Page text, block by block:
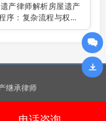
产律师解析房屋遗产
序：复杂流程与权益
继承律师
全运行897天